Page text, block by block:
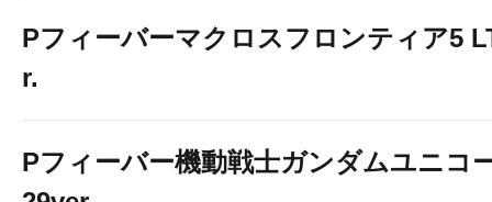
Pフィーバーマクロスフロンティア5
r.
Pフィーバー機動戦士ガンダムユニコ